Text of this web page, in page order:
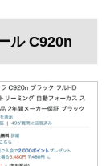
ル C920n